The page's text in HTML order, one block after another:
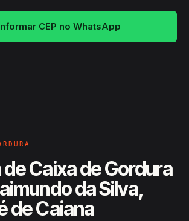
CEP no WhatsApp
Caixa de Gordura
da Silva,
de Caiana